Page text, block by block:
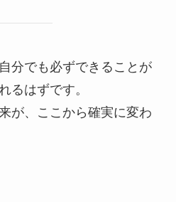
分でも必ずできることが
るはずです。
が、ここから確実に変わ